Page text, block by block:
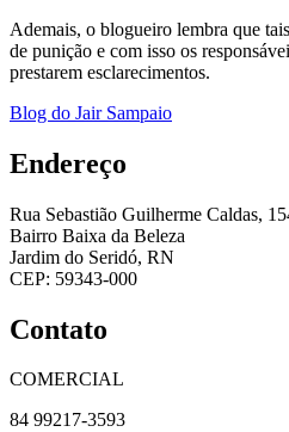
Ademais, o blogueiro lembra que
de punição e com isso os
prestarem esclarecimentos.
Blog do Jair Sampaio
Endereço
Rua Sebastião Guilherme Caldas,
Bairro Baixa da Beleza
Jardim do Seridó, RN
CEP: 59343-000
Contato
COMERCIAL
84 99217-3593